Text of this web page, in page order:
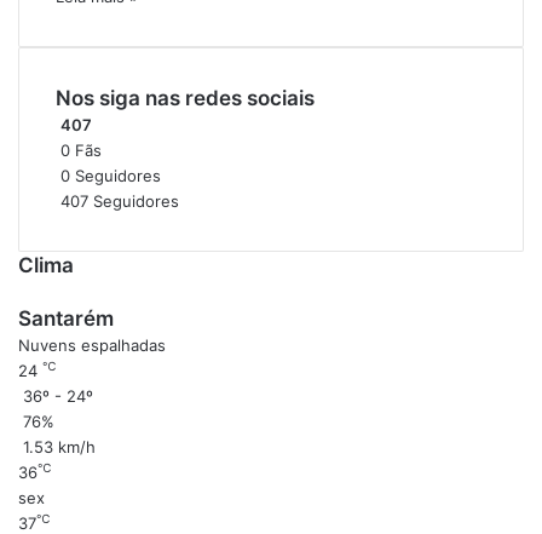
Nos siga nas redes sociais
407
0 Fãs
0 Seguidores
407 Seguidores
Clima
Santarém
Nuvens espalhadas
24 ℃
36º - 24º
76%
1.53 km/h
36℃
sex
37℃